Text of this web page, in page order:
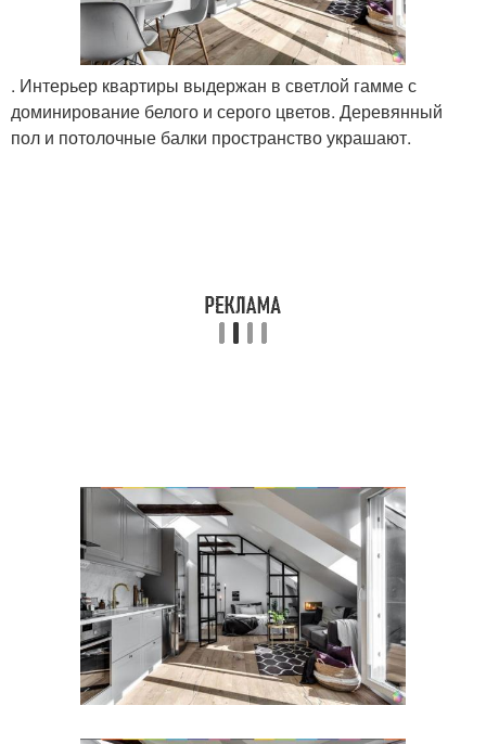
. Интерьер квартиры выдержан в светлой гамме с
доминирование белого и серого цветов. Деревянный
пол и потолочные балки пространство украшают.